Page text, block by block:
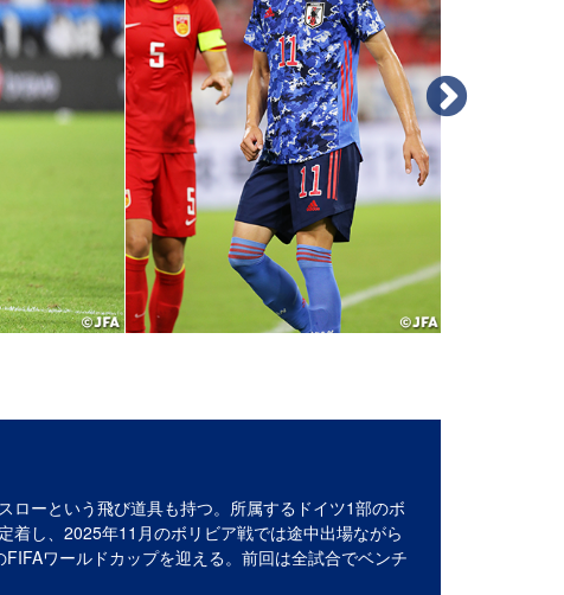
ローという飛び道具も持つ。所属するドイツ1部のボ
着し、2025年11月のボリビア戦では途中出場ながら
ワールドカップを迎える。前回は全試合でベンチ